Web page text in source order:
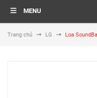
MENU
Trang chủ LG Loa